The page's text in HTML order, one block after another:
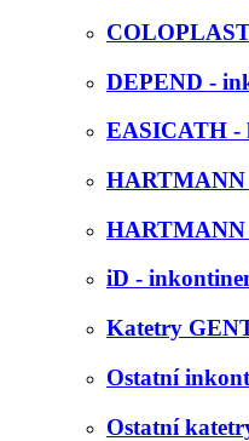
DEPEND -
EASICATH -
HARTMANN
HARTMANN
iD -
Katetry
Ostatní
Ostatní